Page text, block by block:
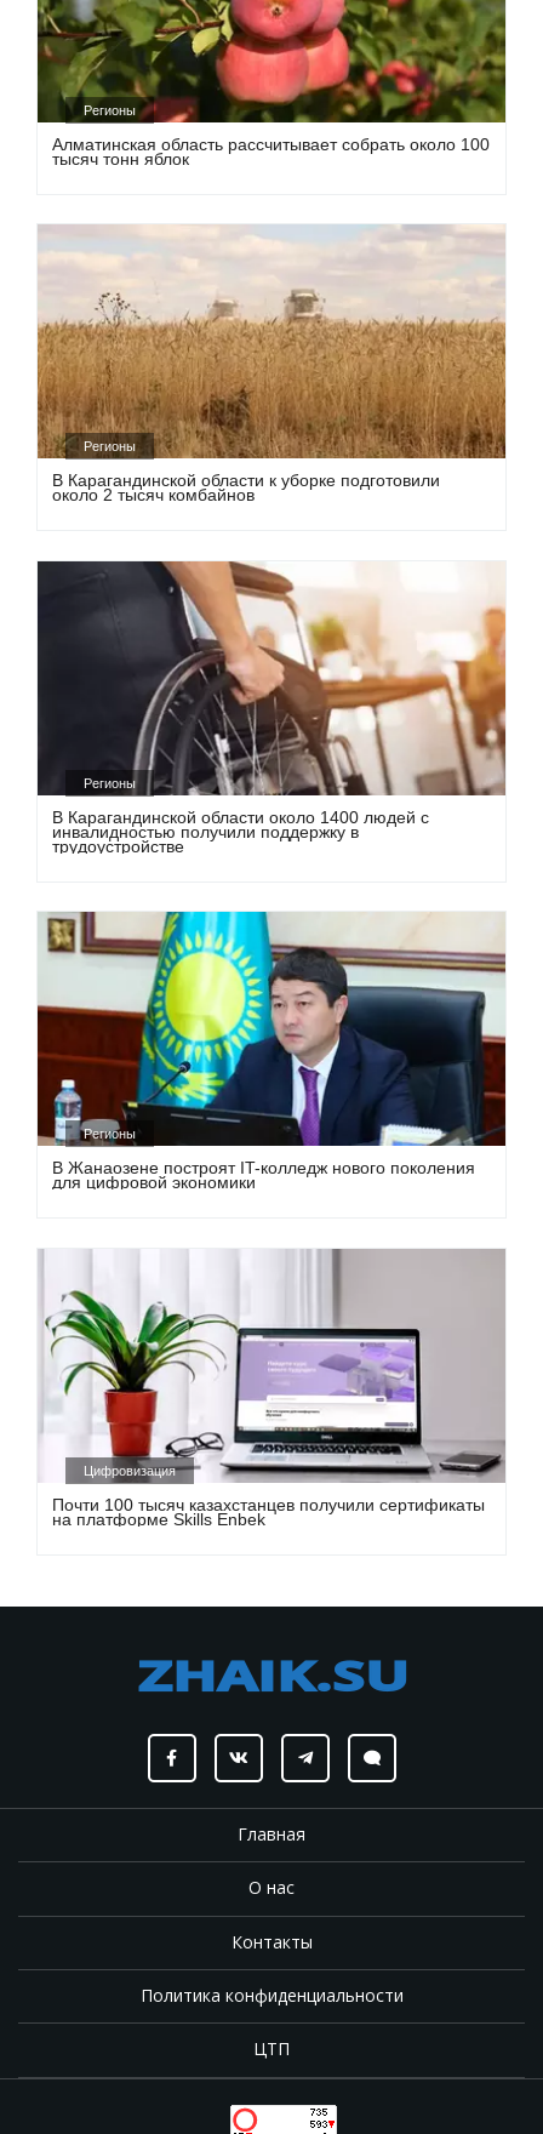
Регионы
Алматинская область рассчитывает собрать около 100
тысяч тонн яблок
Регионы
В Карагандинской области к уборке подготовили
около 2 тысяч комбайнов
Регионы
В Карагандинской области около 1400 людей с
инвалидностью получили поддержку в
трудоустройстве
Регионы
В Жанаозене построят IT-колледж нового поколения
для цифровой экономики
Цифровизация
Почти 100 тысяч казахстанцев получили сертификаты
на платформе Skills Enbek
Главная
О нас
Контакты
Политика конфиденциальности
ЦТП